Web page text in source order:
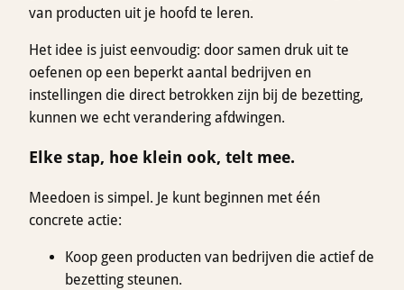
van producten uit je hoofd te leren.
Het idee is juist eenvoudig: door samen druk uit te
oefenen op een beperkt aantal bedrijven en
instellingen die direct betrokken zijn bij de bezetting,
kunnen we echt verandering afdwingen.
Elke stap, hoe klein ook, telt mee.
Meedoen is simpel. Je kunt beginnen met één
concrete actie:
Koop geen producten van bedrijven die actief de
bezetting steunen.